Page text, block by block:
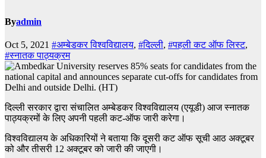
Byadmin
Oct 5, 2021 #अम्बेडकर विश्वविद्यालय, #दिल्ली, #पहली कट ऑफ लिस्ट,
#स्नातक पाठ्यक्रम
दिल्ली सरकार द्वारा संचालित अम्बेडकर विश्वविद्यालय (एयूडी) आज स्नातक
पाठ्यक्रमों के लिए अपनी पहली कट-ऑफ जारी करेगा।
विश्वविद्यालय के अधिकारियों ने बताया कि दूसरी कट ऑफ सूची आठ अक्टूबर
को और तीसरी 12 अक्टूबर को जारी की जाएगी।